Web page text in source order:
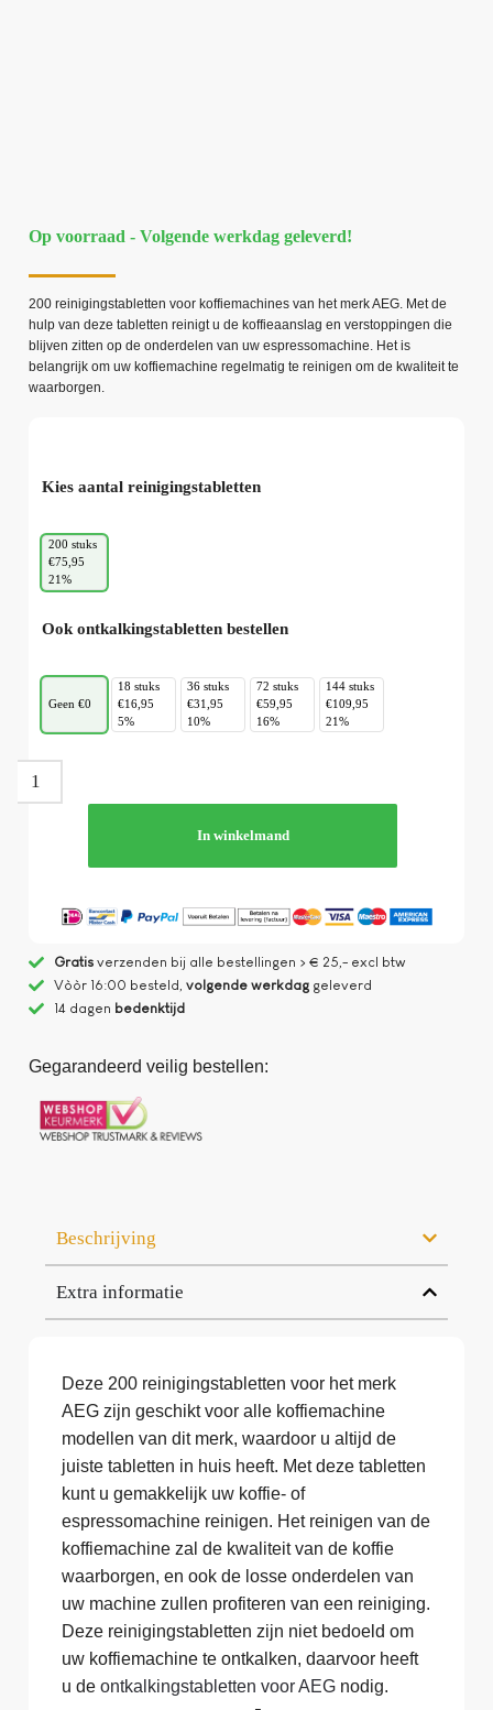
Op voorraad - Volgende werkdag geleverd!
200 reinigingstabletten voor koffiemachines van het merk AEG. Met de
hulp van deze tabletten reinigt u de koffieaanslag en verstoppingen die
blijven zitten op de onderdelen van uw espressomachine. Het is
belangrijk om uw koffiemachine regelmatig te reinigen om de kwaliteit te
waarborgen.
Kies aantal reinigingstabletten
200 stuks
€75,95
21%
Ook ontkalkingstabletten bestellen
Geen €0
18 stuks
€16,95
5%
36 stuks
€31,95
10%
72 stuks
€59,95
16%
144 stuks
€109,95
21%
In winkelmand
Gratisverzenden bij alle bestellingen > € 25,- excl btw
Vòòr 16:00 besteld, volgende werkdaggeleverd
14 dagen bedenktijd
Gegarandeerd veilig bestellen:
Beschrijving
Extra informatie
Deze 200 reinigingstabletten voor het merk
AEG zijn geschikt voor alle koffiemachine
modellen van dit merk, waardoor u altijd de
juiste tabletten in huis heeft. Met deze tabletten
kunt u gemakkelijk uw koffie- of
espressomachine reinigen. Het reinigen van de
koffiemachine zal de kwaliteit van de koffie
waarborgen, en ook de losse onderdelen van
uw machine zullen profiteren van een reiniging.
Deze reinigingstabletten zijn niet bedoeld om
uw koffiemachine te ontkalken, daarvoor heeft
u de ontkalkingstabletten voor AEG nodig.